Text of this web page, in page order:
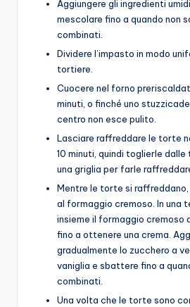
Aggiungere gli ingredienti
mescolare fino a quando non
combinati.
Dividere l’impasto in modo
tortiere.
Cuocere nel forno
minuti, o finché uno
centro non esce pulito.
Lasciare raffreddare le torte
10 minuti, quindi toglierle
una griglia per farle
Mentre le torte si raffreddano,
al formaggio cremoso. In una
insieme il formaggio cremoso
fino a ottenere una crema.
gradualmente lo zucchero a
vaniglia e sbattere fino a
combinati.
Una volta che le torte sono